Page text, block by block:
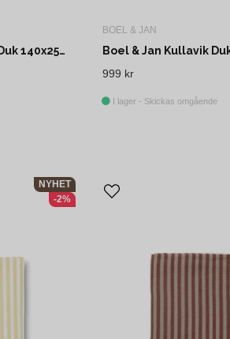
Boel & Jan Yasmine Duk 140x250 cm Kamel
BOEL & JAN
999 kr
I lager - Skickas omgående
NYHET
-2%